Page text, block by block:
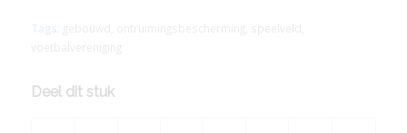
Tags:
Deel dit stuk